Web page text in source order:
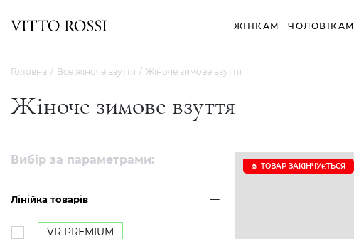
ЖІНКАМ ЧОЛОВІКАМ
Головна Все жіноче взуття Жіноче зимове взуття
Жіноче зимове взуття
Вибір за параметрами:
Лінійка товарів
VR PREMIUM
ТОВАР ЗАКІНЧУЄTЬСЯ